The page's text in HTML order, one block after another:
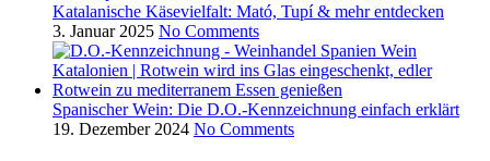
Katalanische Käsevielfalt: Mató, Tupí & mehr entdecken
3. Januar 2025 No Comments
Spanischer Wein: Die D.O.-Kennzeichnung einfach erklärt
19. Dezember 2024 No Comments